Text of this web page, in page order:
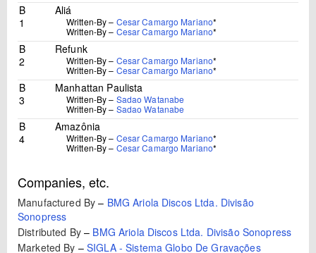
B
1
Aliá
Written-By – Cesar Camargo Mariano*
Written-By – Cesar Camargo Mariano*
B
2
Refunk
Written-By – Cesar Camargo Mariano*
Written-By – Cesar Camargo Mariano*
B
3
Manhattan Paulista
Written-By – Sadao Watanabe
Written-By – Sadao Watanabe
B
4
Amazônia
Written-By – Cesar Camargo Mariano*
Written-By – Cesar Camargo Mariano*
Companies, etc.
Manufactured By – BMG Ariola Discos Ltda. Divisão
Sonopress
Distributed By– BMG Ariola Discos Ltda. Divisão Sonopress
Marketed By – SIGLA - Sistema Globo De Gravações